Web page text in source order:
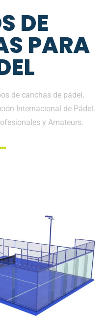
DE
PARA
de canchas de pádel,
Internacional de Pádel.
y Amateurs.